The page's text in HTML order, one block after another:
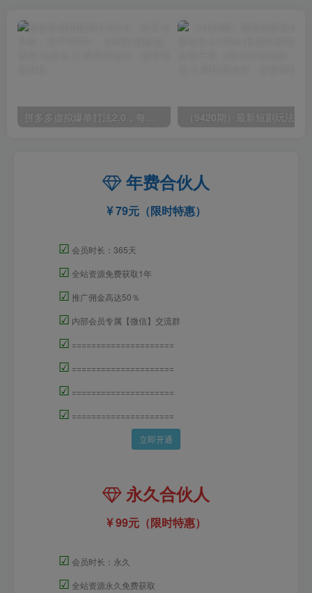
年费合伙人
79元（限时特惠）
☑ 会员时长：365天
☑ 全站资源免费获取1年
☑ 推广佣金高达50％
☑ 内部会员专属【微信】交流群
☑ =====================
☑ =====================
☑ =====================
☑ =====================
立即开通
永久合伙人
99元（限时特惠）
☑ 会员时长：永久
☑ 全站资源永久免费获取